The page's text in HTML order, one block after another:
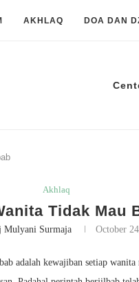
AKHLAQ DOA DAN
Akhlaq
Tidak Mau
Mulyani Surmaja October
adalah kewajiban setiap